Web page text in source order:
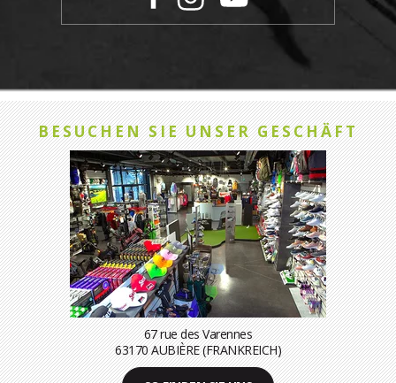
BESUCHEN SIE UNSER GESCHÄFT
67 rue des Varennes
63170 AUBIÈRE (FRANKREICH)